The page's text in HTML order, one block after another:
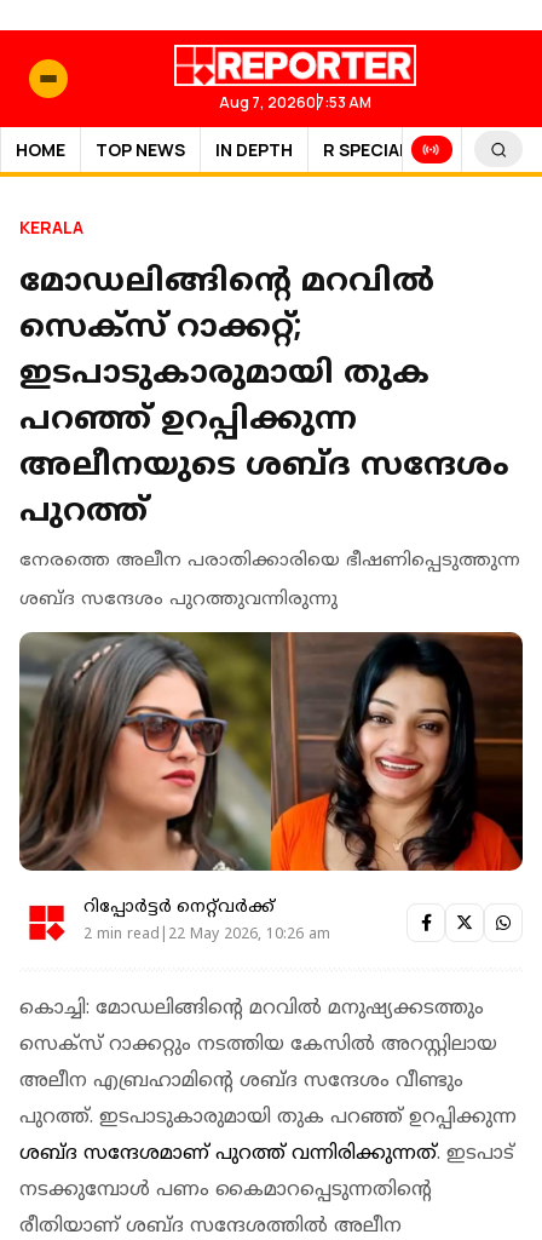
Aug 7, 202607:53 AM
HOME TOP NEWS IN DEPTH R SPECIAL SPORTS
KERALA
മോഡലിങ്ങിൻ്റെ മറവില്‍
സെക്‌സ് റാക്കറ്റ്;
ഇടപാടുകാരുമായി തുക
പറഞ്ഞ് ഉറപ്പിക്കുന്ന
അലീനയുടെ ശബ്ദ സന്ദേശം
പുറത്ത്
നേരത്തെ അലീന പരാതിക്കാരിയെ ഭീഷണിപ്പെടുത്തുന്ന
ശബ്ദ സന്ദേശം പുറത്തുവന്നിരുന്നു
റിപ്പോർട്ടർ നെറ്റ്‌വര്‍ക്ക്‌
2 min read|22 May 2026, 10:26 am
കൊച്ചി: മോഡലിങ്ങിന്റെ മറവില്‍ മനുഷ്യക്കടത്തും
സെക്‌സ് റാക്കറ്റും നടത്തിയ കേസിൽ അറസ്റ്റിലായ
അലീന എബ്രഹാമിൻ്റെ ശബ്ദ സന്ദേശം വീണ്ടും
പുറത്ത്. ഇടപാടുകാരുമായി തുക പറഞ്ഞ് ഉറപ്പിക്കുന്ന
ശബ്ദ സന്ദേശമാണ് പുറത്ത് വന്നിരിക്കുന്നത്. ഇടപാട്
നടക്കുമ്പോൾ പണം കൈമാറപ്പെടുന്നതിൻ്റെ
രീതിയാണ് ശബ്ദ സന്ദേശത്തിൽ അലീന